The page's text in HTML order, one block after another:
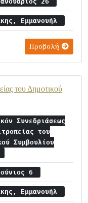
Εμμανουήλ
Προβολή
του Δημοτικού
Συνεδριάσεως
του
Συμβουλίου
6
Εμμανουήλ